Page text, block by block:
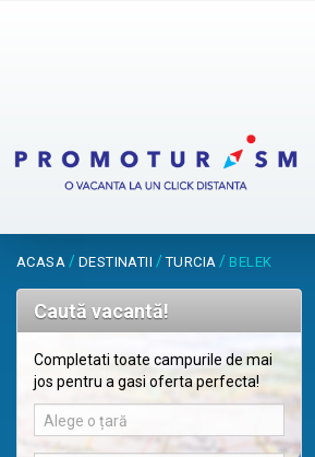
ACASA / DESTINATII /TURCIA / BELEK
Caută vacantă!
Completati toate campurile de mai
jos pentru a gasi oferta perfecta!
Alege o țară